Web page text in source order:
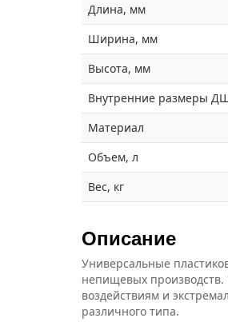
Длина, мм
Ширина, мм
Высота, мм
Внутренние размеры
Материал
Объем, л
Вес, кг
Описание
Универсальные
непищевых
воздействиям и
различного типа.